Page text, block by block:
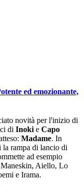
ed emozionante,
novità per l'inizio di
di Inoki e Capo
Madame. In
la rampa di lancio di
ad esempio
Aiello, Lo
e Irama.